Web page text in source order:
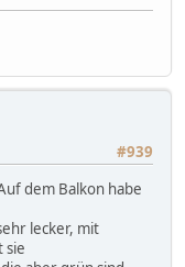
#939
dem Balkon habe
lecker, mit
sie